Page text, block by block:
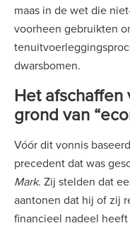
maas in de wet die
voorheen gebruikten
dwarsbomen.
Het
grond van
Vóór dit vonnis
precedent dat was
Mark. Zij stelden dat
aantonen dat hij of zij
financieel nadeel